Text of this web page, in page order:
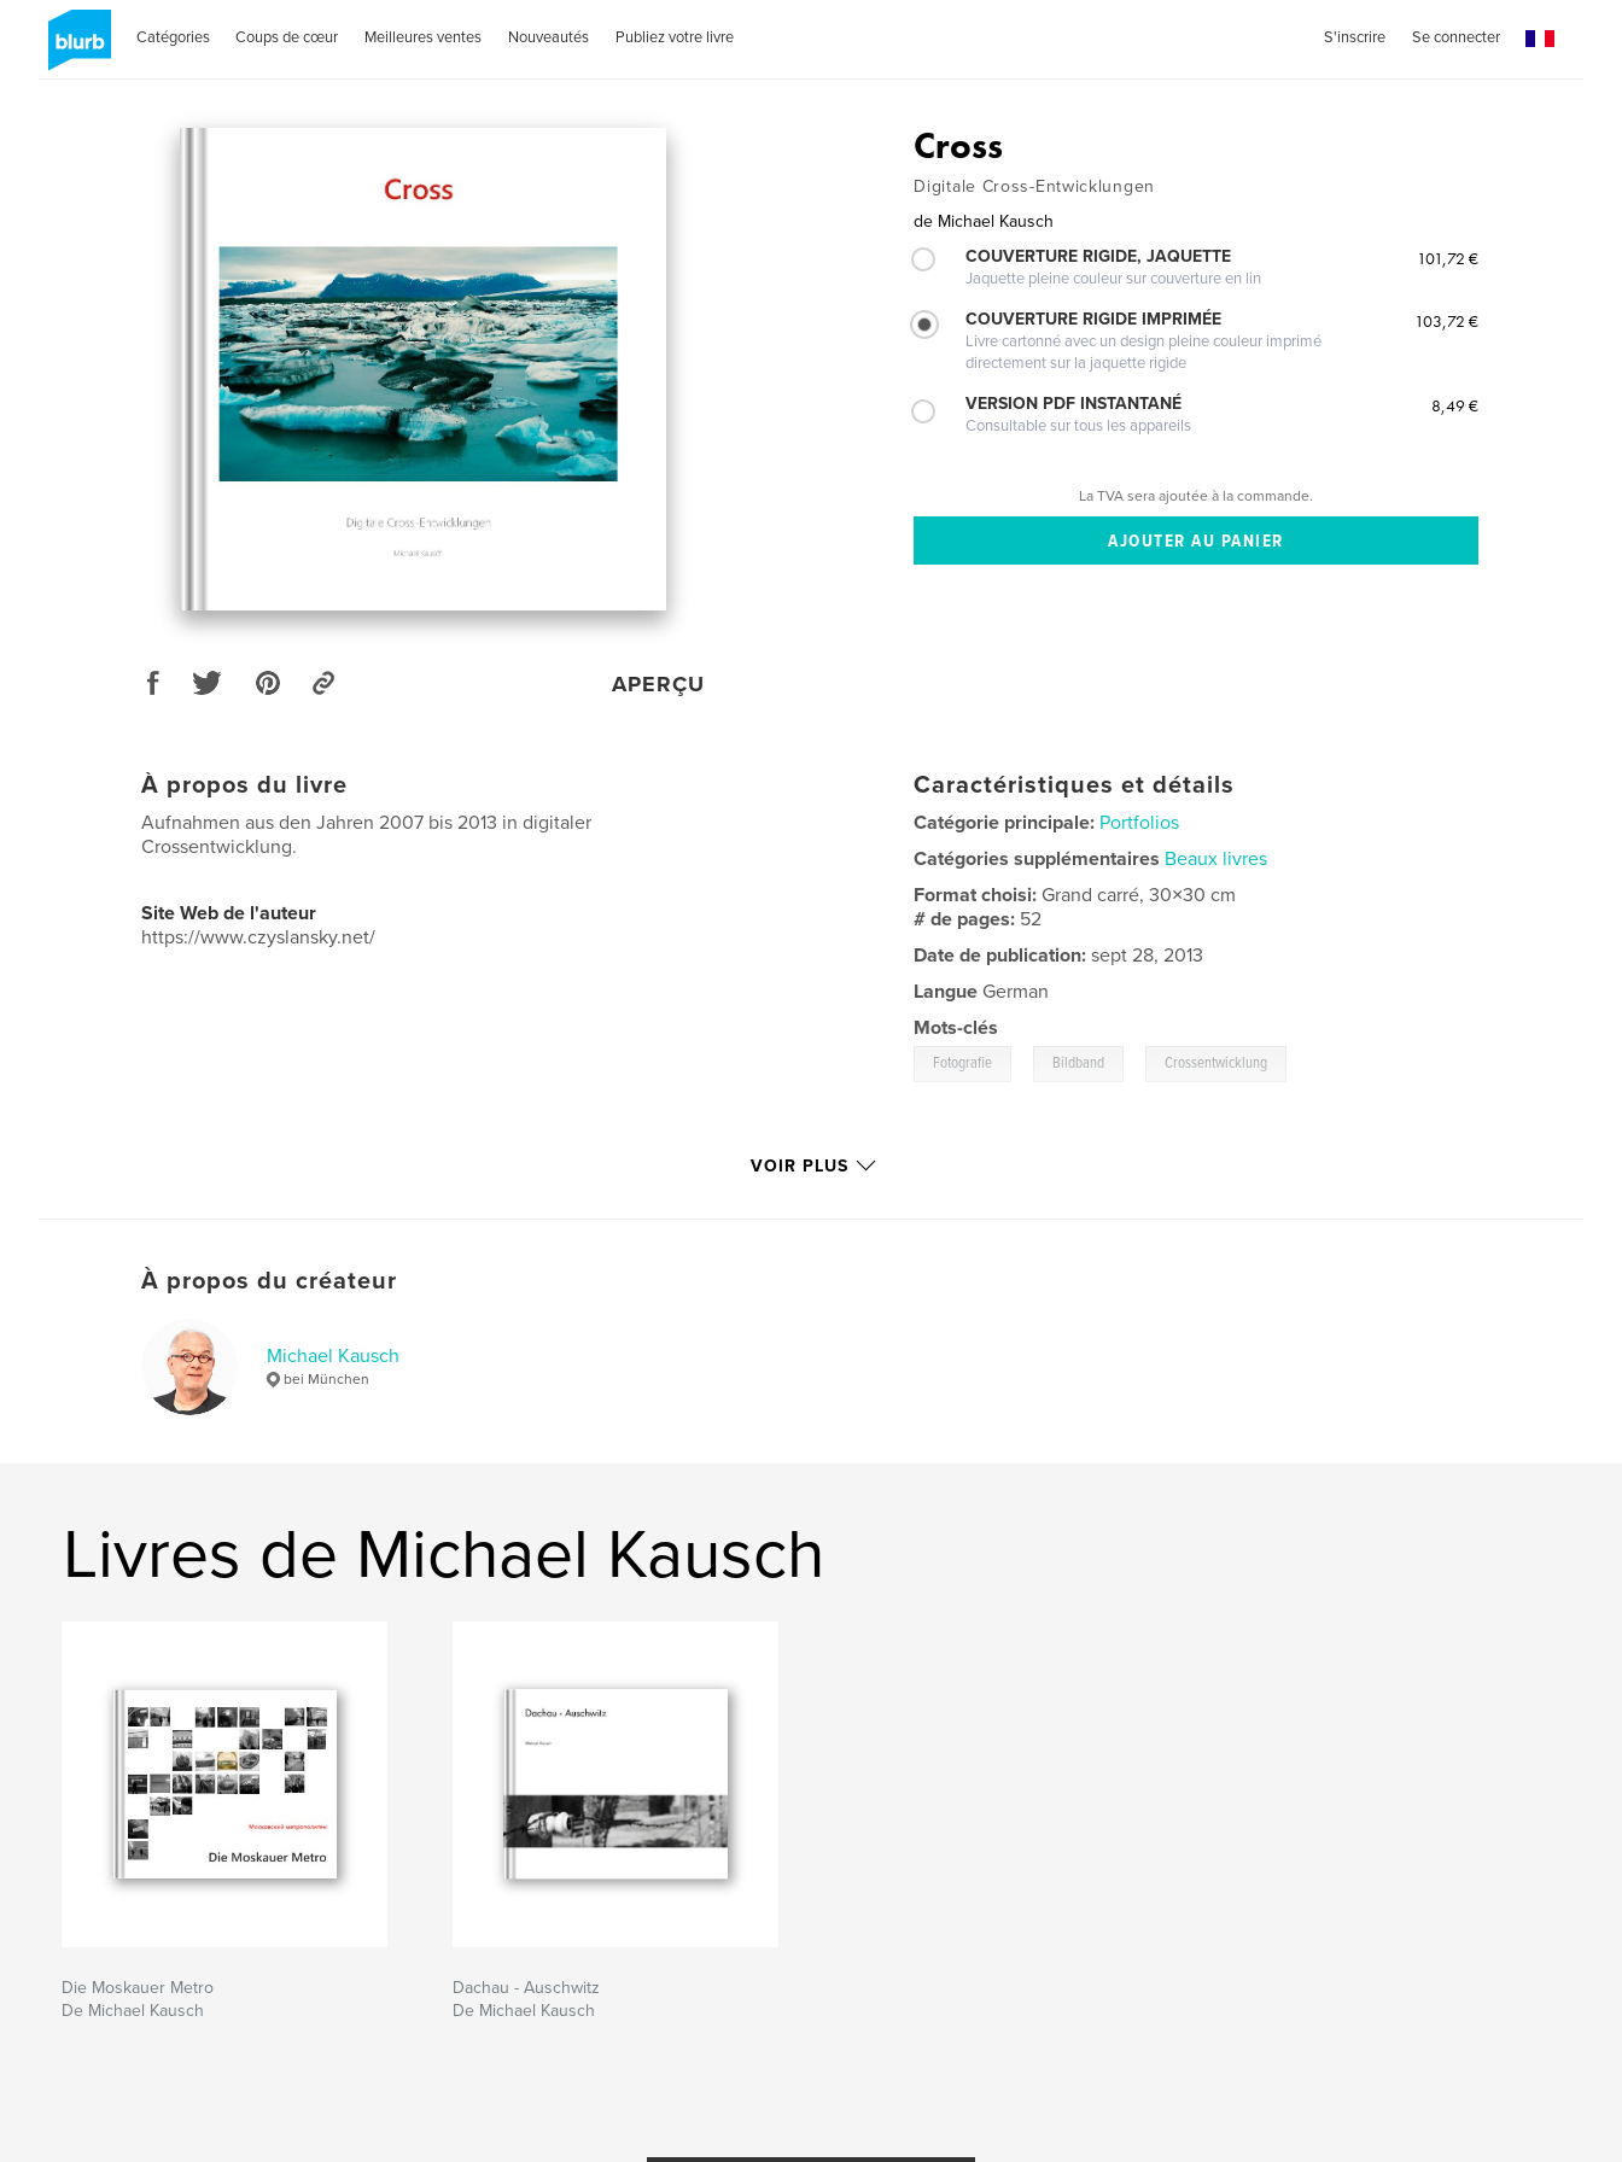
Catégories Coups de cœur Meilleures ventes Nouveautés Publiez votre livre S'inscrire Se connecter
APERÇU
Cross
Digitale Cross-Entwicklungen
de Michael Kausch
COUVERTURE RIGIDE, JAQUETTE
Jaquette pleine couleur sur couverture en lin
101,72 €
COUVERTURE RIGIDE IMPRIMÉE
Livre cartonné avec un design pleine couleur imprimé
directement sur la jaquette rigide
103,72 €
VERSION PDF INSTANTANÉ
Consultable sur tous les appareils
8,49 €
La TVA sera ajoutée à la commande.
À propos du livre
Aufnahmen aus den Jahren 2007 bis 2013 in digitaler
Crossentwicklung.
Site Web de l'auteur
https://www.czyslansky.net/
Caractéristiques et détails
Catégorie principale: Portfolios
Catégories supplémentaires Beaux livres
Format choisi: Grand carré, 30×30 cm
# de pages: 52
Date de publication: sept 28, 2013
Langue German
Mots-clés
Fotografie Bildband Crossentwicklung
VOIR PLUS
À propos du créateur
Michael Kausch
bei München
Livres de Michael Kausch
Die Moskauer Metro
De Michael Kausch
Dachau - Auschwitz
De Michael Kausch